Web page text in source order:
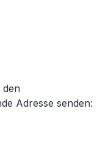
den
Adresse senden: